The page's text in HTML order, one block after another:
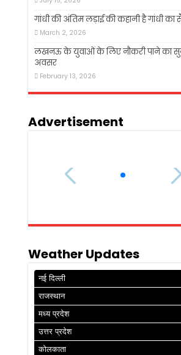
गांधी की अंतिम लड़ाई की कहानी है गांधी का
March 2, 2026
लखनऊ के युवाओं के लिए नौकरी पाने का
अवसर
February 13, 2026
Advertisement
Weather Updates
नई दिल्ली
राजस्थान
मध्य प्रदेश
उत्तर प्रदेश
कोलकाता